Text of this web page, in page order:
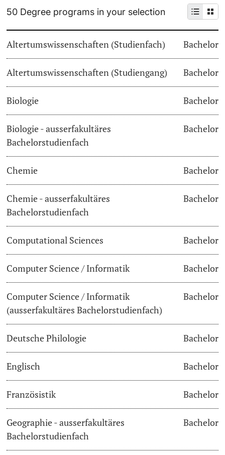
PhD Candidates
Donors & Alumni
Further information
Lecturers
Informations, Events & Get a Taste
Student Advice Center
Academic Advice
In My Studies
Course Directory
Course Registration
Dates
Documents & Verification
Welcome to the University of Basel
Mobility
Course Auditors
Student Life
Campus Stories
Advice & Support
Continuing Education
University
50 Degree programs in your selection
Altertumswissenschaften (Studienfach) Bachelor
Altertumswissenschaften (Studiengang) Bachelor
Biologie Bachelor
Biologie - ausserfakultäres
Bachelorstudienfach
Bachelor
Chemie Bachelor
Chemie - ausserfakultäres
Bachelorstudienfach
Bachelor
Computational Sciences Bachelor
Computer Science / Informatik Bachelor
Computer Science / Informatik
(ausserfakultäres Bachelorstudienfach)
Bachelor
Deutsche Philologie Bachelor
Englisch Bachelor
Französistik Bachelor
Geographie - ausserfakultäres
Bachelorstudienfach
Bachelor